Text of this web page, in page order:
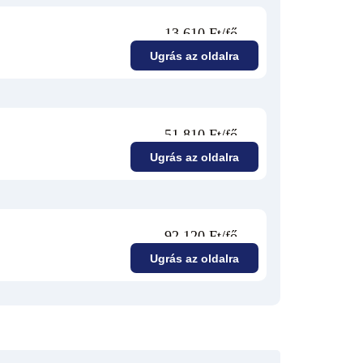
13 610 Ft/fő
Ugrás az oldalra
51 810 Ft/fő
Ugrás az oldalra
92 120 Ft/fő
Ugrás az oldalra